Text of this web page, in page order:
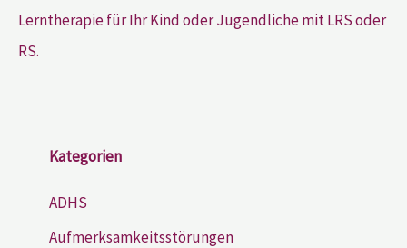
Lerntherapie für Ihr Kind oder Jugendliche mit LRS oder
RS.
Kategorien
ADHS
Aufmerksamkeitsstörungen